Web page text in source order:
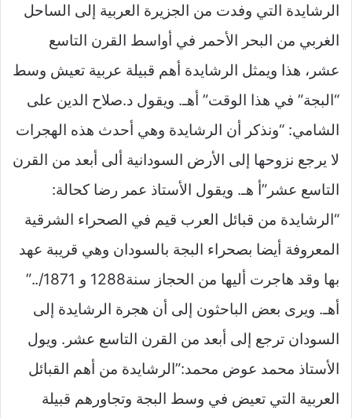
الرشايدة التي وفدت من الجزيرة العربية إلى الساحل
الغربي من البحر الأحمر في أواسط القرن التاسع
عشر، هذا ويمثل الرشايدة أهم قبيلة عربية تعيش وسط
“البجة” في هذا الوقت” أهـ. ويقول د.صلاح الدين على
الشامي: “ونذكر أن الرشايدة وهي أحدث هذه الهجرات
لا يرجع نزوحها إلى الأرض السودانية ألى أبعد من القرن
التاسع عشر”أ هـ. ويقول الأستاذ عمر رضا كحالة:
“الرشايدة من قبائل العرب قيم في الصحراء الشرقية
المعروفة أيضا بصحراء البجة بالسودان وهي قريبة عهد
بها وقد هاجرت أليها من الحجاز سنة1288 و 1871/..”
أهـ. ويرى بعض الباحثون إلى أن هجرة الرشايدة إلى
السودان ترجع إلى أبعد من القرن التاسع عشر. ويول
الأستاذ محمد عوض محمد:”الرشايدة من أهم القبائل
العربية التي تعيض في وسط البجة وتجاورهم قبيلة